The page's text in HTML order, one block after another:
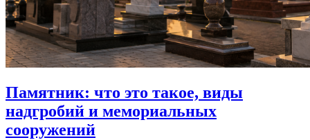
Памятник: что это такое, виды
надгробий и мемориальных
сооружений